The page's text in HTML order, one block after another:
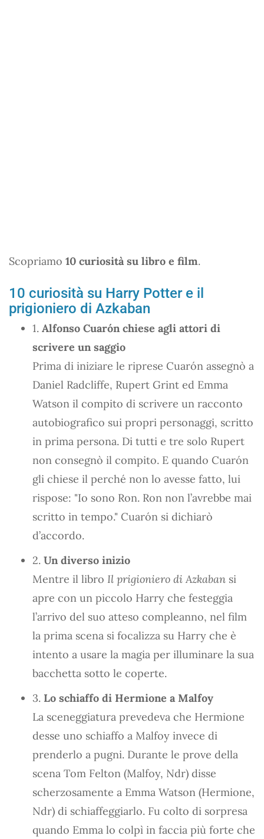
Scopriamo 10 curiosità su libro e film.
10 curiosità su Harry Potter e il
prigioniero di Azkaban
1. Alfonso Cuarón chiese agli attori di
scrivere un saggio
Prima di iniziare le riprese Cuarón assegnò a
Daniel Radcliffe, Rupert Grint ed Emma
Watson il compito di scrivere un racconto
autobiografico sui propri personaggi, scritto
in prima persona. Di tutti e tre solo Rupert
non consegnò il compito. E quando Cuarón
gli chiese il perché non lo avesse fatto, lui
rispose: "Io sono Ron. Ron non l’avrebbe mai
scritto in tempo." Cuarón si dichiarò
d’accordo.
2. Un diverso inizio
Mentre il libro Il prigioniero di Azkaban si
apre con un piccolo Harry che festeggia
l’arrivo del suo atteso compleanno, nel film
la prima scena si focalizza su Harry che è
intento a usare la magia per illuminare la sua
bacchetta sotto le coperte.
3. Lo schiaffo di Hermione a Malfoy
La sceneggiatura prevedeva che Hermione
desse uno schiaffo a Malfoy invece di
prenderlo a pugni. Durante le prove della
scena Tom Felton (Malfoy, Ndr) disse
scherzosamente a Emma Watson (Hermione,
Ndr) di schiaffeggiarlo. Fu colto di sorpresa
quando Emma lo colpì in faccia più forte che